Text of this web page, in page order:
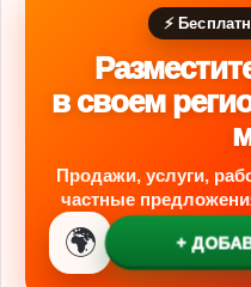
⚡
в своем
Продажи, услуги,
частные
🌍 +